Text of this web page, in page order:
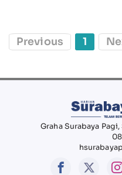
Previous 1
Graha Surabaya